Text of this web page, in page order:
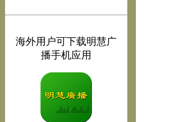
海外用户可下载明慧广
播手机应用